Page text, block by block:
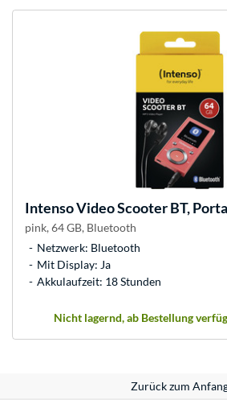
IntensoVideo Scooter BT,
pink, 64 GB, Bluetooth
Netzwerk: Bluetooth
Mit Display: Ja
Akkulaufzeit: 18 Stunden
Nicht lagernd, ab Bestellung
Zurück zum